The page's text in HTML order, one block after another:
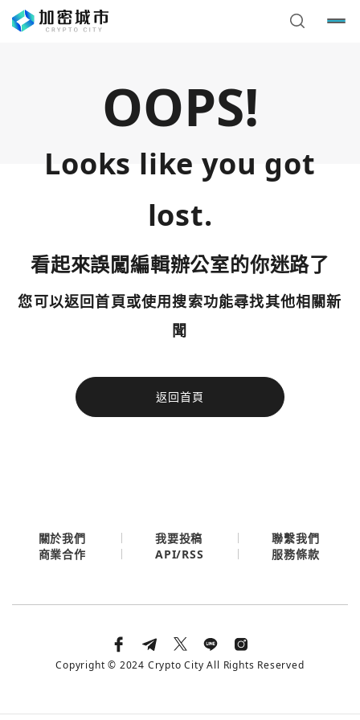
OOPS!
Looks like you got
lost.
看起來誤闖編輯辦公室的你迷路了
您可以返回首頁或使用搜索功能尋找其他相關新
聞
返回首頁
今日熱門
使用以下帳號繼續
您已閒置5分鐘，請點擊關閉按鈕或空白處，即可回到加密
今日熱門
關於我們 我要投稿
聯繫我們
商業合作
API/RSS 服務條款
Copyright © 2024 Crypto City All Rights Reserved